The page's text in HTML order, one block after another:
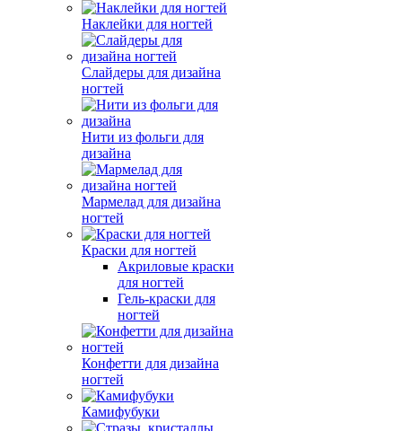
Наклейки для ногтей
Слайдеры для дизайна
ногтей
Нити из фольги для
дизайна
Мармелад для дизайна
ногтей
Краски для ногтей
Акриловые краски
для ногтей
Гель-краски для
ногтей
Конфетти для дизайна
ногтей
Камифубуки